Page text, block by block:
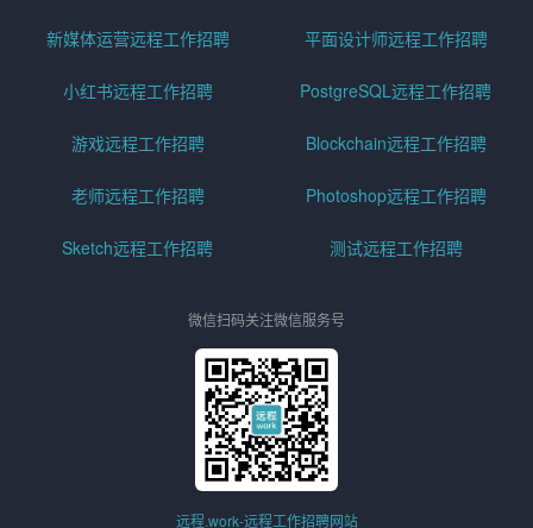
新媒体运营远程工作招聘 平面设计师远程工作招聘
小红书远程工作招聘 PostgreSQL远程工作招聘
游戏远程工作招聘 Blockchain远程工作招聘
老师远程工作招聘 Photoshop远程工作招聘
Sketch远程工作招聘 测试远程工作招聘
微信扫码关注微信服务号
远程.work-远程工作招聘网站